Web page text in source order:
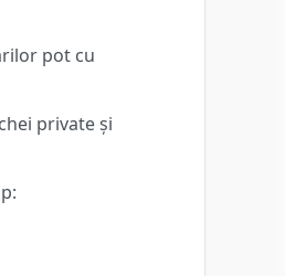
pot cu
private și